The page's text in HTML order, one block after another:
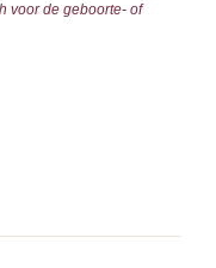
voor de geboorte- of